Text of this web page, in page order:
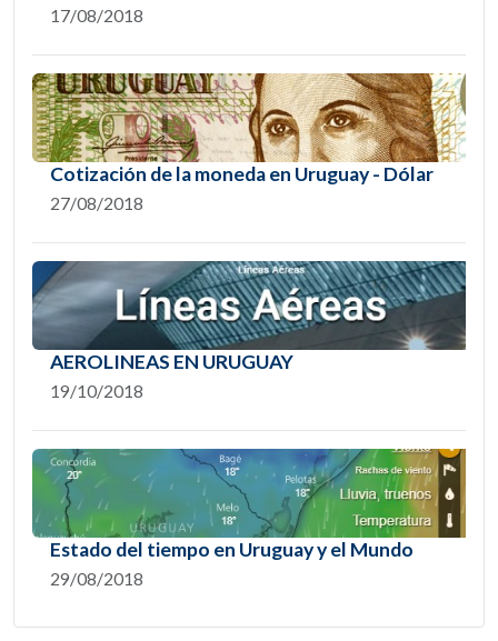
17/08/2018
Cotización de la moneda en Uruguay - Dólar
27/08/2018
AEROLINEAS EN URUGUAY
19/10/2018
Estado del tiempo en Uruguay y el Mundo
29/08/2018